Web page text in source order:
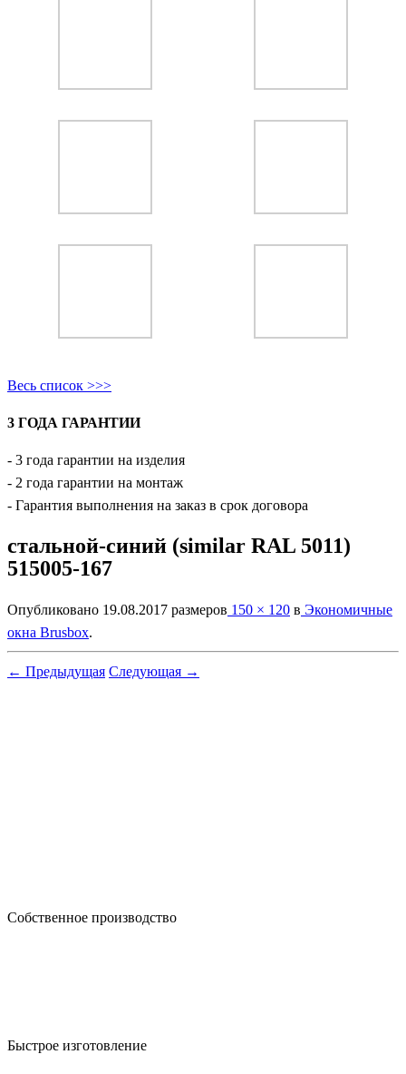
Весь список >>>
3 ГОДА ГАРАНТИИ
- 3 года гарантии на изделия
- 2 года гарантии на монтаж
- Гарантия выполнения на заказ в срок договора
стальной-синий (similar RAL 5011)
515005-167
Опубликовано 19.08.2017 размеров 150 × 120 в Экономичные
окна Brusbox.
← Предыдущая Следующая →
Собственное производство
Быстрое изготовление